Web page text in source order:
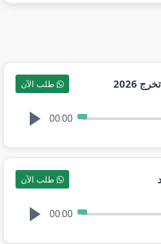
2026 طلب الآن
00:00
طلب الآن
00:00